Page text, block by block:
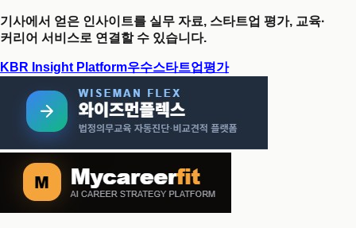
기사에서 얻은 인사이트를 실무 자료, 스타트업 평가, 교육·
커리어 서비스로 연결할 수 있습니다.
KBR Insight Platform우수스타트업평가